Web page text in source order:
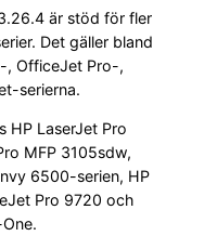
är stöd för fler
Det gäller bland
, OfficeJet Pro-,
serierna.
HP LaserJet Pro
MFP 3105sdw,
6500-serien, HP
Pro 9720 och